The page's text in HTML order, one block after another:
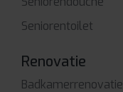
Seniorentoilet
Renovatie
Badkamerrenovatie